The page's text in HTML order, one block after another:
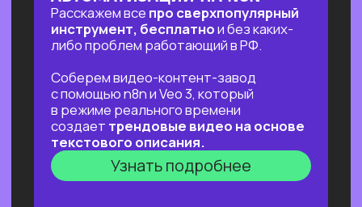
ОНЛАЙН-ПРАКТИКУМ
ОНЛАЙН-ПРАКТИКУМ
ДЛЯ ТЕХ, КТО УЖЕ НА
«ТЫ»С НЕЙРОСЕТЯМИ
В прямом эфире соберем «контент-
генерацией постов на основе новостей,
созданием иллюстраций к ним
и автопостингом!
⚡Никакой «базы» и «основ» —
приходи за действительно мощной
экспертизой в ИИ и узнай, что взять
от нейросетей уверенным
пользователям!